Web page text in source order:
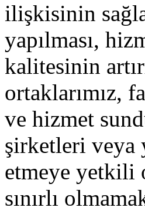
ilişkisinin
yapılması,
kalitesinin
ortaklarımız,
ve hizmet
şirketleri veya
etmeye yetkili
sınırlı